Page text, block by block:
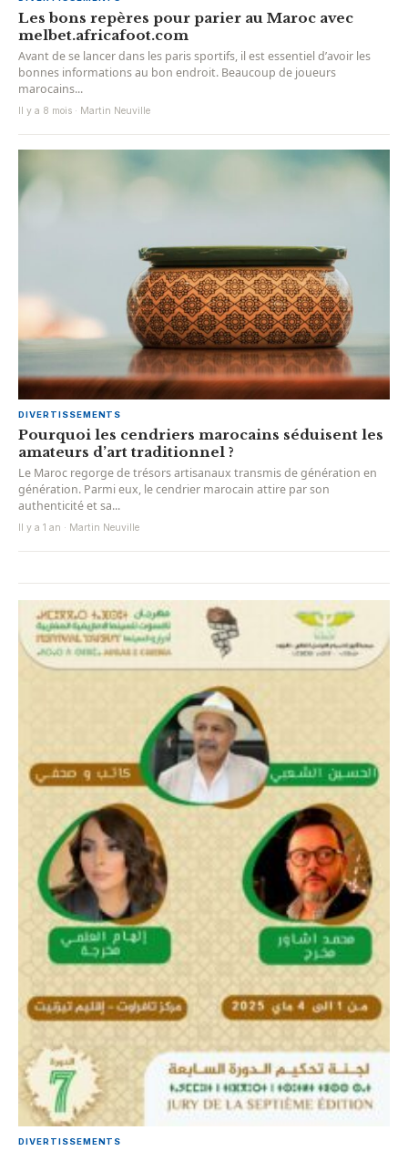
Les bons repères pour parier au Maroc avec
melbet.africafoot.com
Avant de se lancer dans les paris sportifs, il est essentiel d’avoir les
bonnes informations au bon endroit. Beaucoup de joueurs
marocains...
Il y a 8 mois · Martin Neuville
DIVERTISSEMENTS
Pourquoi les cendriers marocains séduisent les
amateurs d’art traditionnel ?
Le Maroc regorge de trésors artisanaux transmis de génération en
génération. Parmi eux, le cendrier marocain attire par son
authenticité et sa...
Il y a 1 an · Martin Neuville
DIVERTISSEMENTS